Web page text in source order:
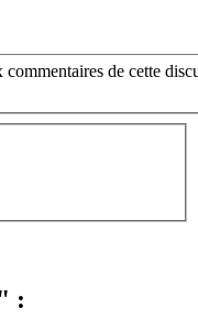
de cette
: